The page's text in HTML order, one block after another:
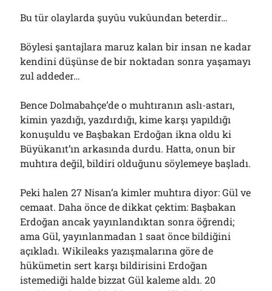
Bu tür olaylarda şuyûu vukûundan beterdir…
Böylesi şantajlara maruz kalan bir insan ne kadar
kendini düşünse de bir noktadan sonra yaşamayı
zul addeder…
Bence Dolmabahçe’de o muhtıranın aslı-astarı,
kimin yazdığı, yazdırdığı, kime karşı yapıldığı
konuşuldu ve Başbakan Erdoğan ikna oldu ki
Büyükanıt’ın arkasında durdu. Hatta, onun bir
muhtıra değil, bildiri olduğunu söylemeye başladı.
Peki halen 27 Nisan’a kimler muhtıra diyor: Gül ve
cemaat. Daha önce de dikkat çektim: Başbakan
Erdoğan ancak yayınlandıktan sonra öğrendi;
ama Gül, yayınlanmadan 1 saat önce bildiğini
açıkladı. Wikileaks yazışmalarına göre de
hükümetin sert karşı bildirisini Erdoğan
istemediği halde bizzat Gül kaleme aldı. 20